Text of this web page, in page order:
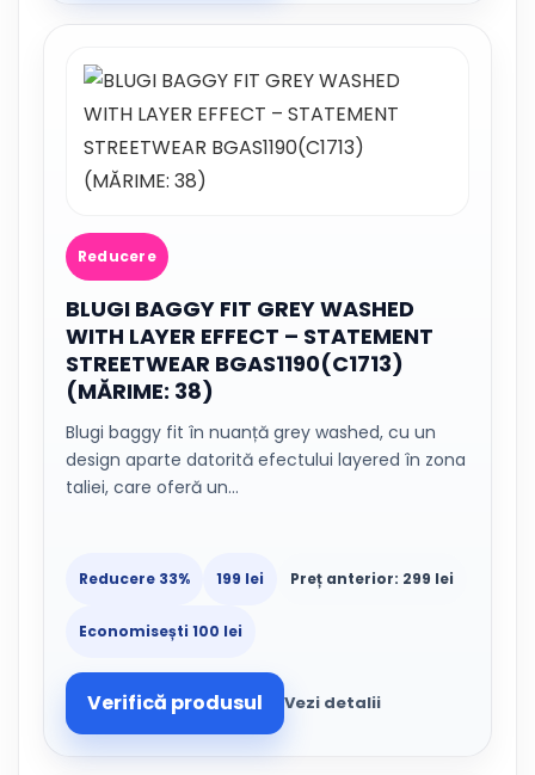
Reducere
BLUGI BAGGY FIT GREY WASHED
WITH LAYER EFFECT – STATEMENT
STREETWEAR BGAS1190(C1713)
(MĂRIME: 38)
Blugi baggy fit în nuanță grey washed, cu un
design aparte datorită efectului layered în zona
taliei, care oferă un…
Reducere 33% 199 lei Preț anterior: 299 lei
Economisești 100 lei
Verifică produsul Vezi detalii